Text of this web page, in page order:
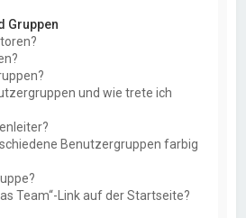
Gruppen
und wie trete ich
Benutzergruppen farbig
Team“-Link auf der Startseite?